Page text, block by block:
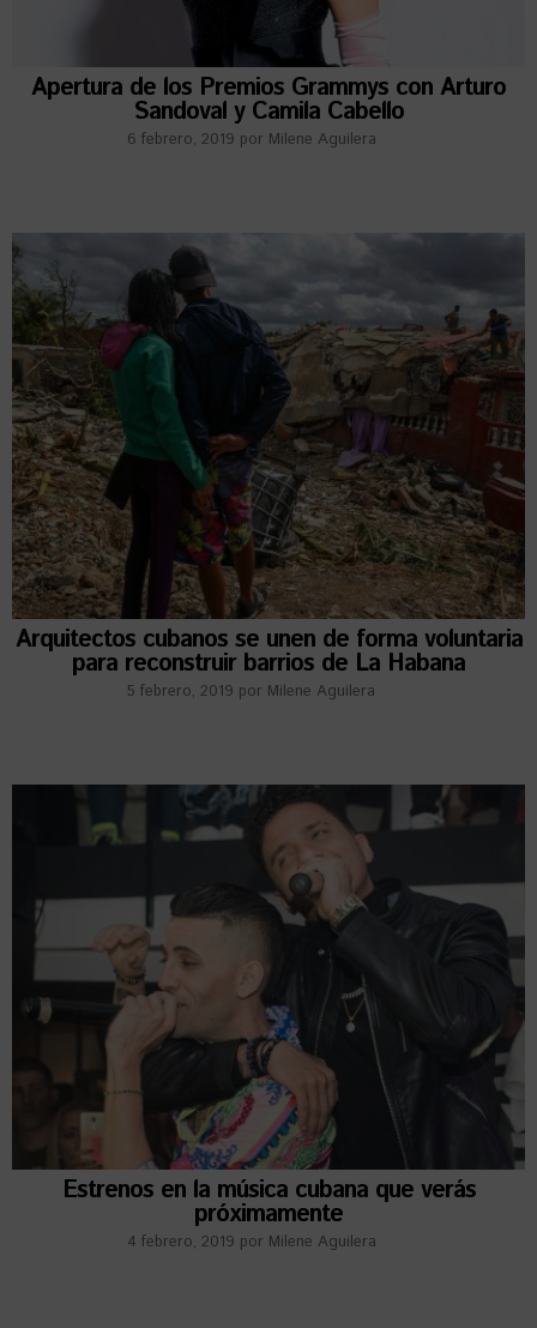
Apertura de los Premios Grammys con Arturo
Sandoval y Camila Cabello
6 febrero, 2019 por Milene Aguilera
Arquitectos cubanos se unen de forma voluntaria
para reconstruir barrios de La Habana
5 febrero, 2019 por Milene Aguilera
Estrenos en la música cubana que verás
próximamente
4 febrero, 2019 por Milene Aguilera